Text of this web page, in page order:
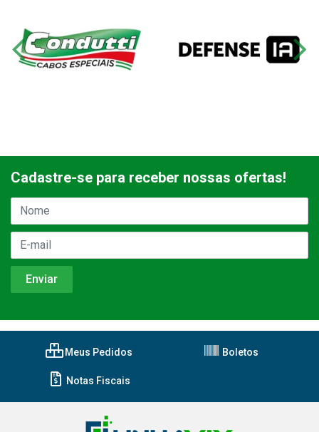
Cadastre-se para receber nossas ofertas!
Meus Pedidos Boletos
Notas Fiscais